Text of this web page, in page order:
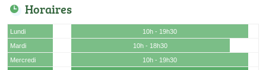
Horaires
Lundi
10h - 19h30
Mardi
10h - 18h30
Mercredi
10h - 19h30